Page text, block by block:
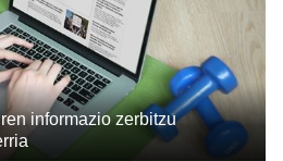
informazio zerbitzu